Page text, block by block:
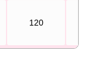
120